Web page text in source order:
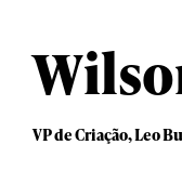
VP de Criação, Leo